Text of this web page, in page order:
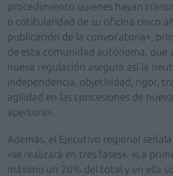
procedimiento quienes hayan
o cotitularidad de su oficina cinco
publicación de la convocatoria»,
de esta comunidad autónoma, que
nueva regulación asegura así la
independencia, objetividad, rigor,
agilidad en las concesiones de
apertura».
Además, el Ejecutivo regional
«se realizará en tres fases». «La
máximo un 20% del total y en ella